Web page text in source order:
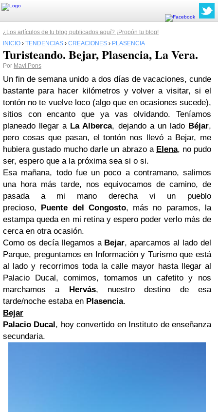
¿Los artículos de tu blog publicados aquí? ¡Propón tu blog!
INICIO › TENDENCIAS › CREACIONES › PLASENCIA
Turisteando. Bejar, Plasencia, La Vera.
Por Mavi Pons
Un fin de semana unido a dos días de vacaciones, cunde
bastante para hacer kilómetros y volver a visitar, si el
tontón no te vuelve loco (algo que en ocasiones sucede),
sitios con encanto que ya vas olvidando. Teníamos
planeado llegar aLa Alberca, dejando a un lado Béjar,
pero cosas que pasan, el tontón nos llevó a Bejar, me
hubiera gustado mucho darle un abrazo a Elena, no pudo
ser, espero que a la próxima sea si o si.
Esa mañana, todo fue un poco a contramano, salimos
una hora más tarde, nos equivocamos de camino, de
pasada a mi mano derecha vi un pueblo
precioso, Puente del Congosto, más no paramos, la
estampa queda en mi retina y espero poder verlo más de
cerca en otra ocasión.
Como os decía llegamos a Bejar, aparcamos al lado del
Parque, preguntamos en Información y Turismo que está
al lado y recorrimos toda la calle mayor hasta llegar al
Palacio Ducal, comimos, tomamos un cafetito y nos
marchamos a Hervás, nuestro destino de esa
tarde/noche estaba en Plasencia.
Bejar
Palacio Ducal, hoy convertido en Instituto de enseñanza
secundaria.